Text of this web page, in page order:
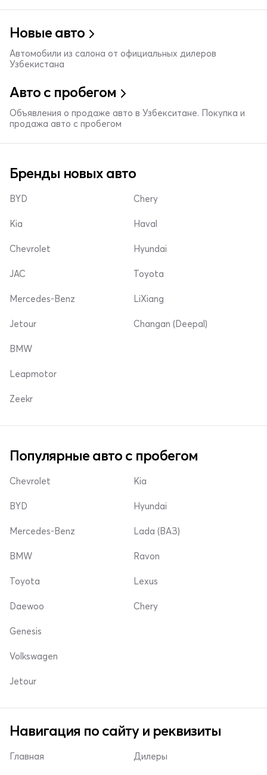
Новые авто
Автомобили из салона от официальных дилеров
Узбекистана
Авто с пробегом
Объявления о продаже авто в Узбекситане. Покупка и
продажа авто с пробегом
Бренды новых авто
BYD
Kia
Chevrolet
Chery
Haval
Hyundai
JAC
Mercedes-Benz
Jetour
Toyota
LiXiang
Changan (Deepal)
BMW
Leapmotor
Zeekr
Популярные авто с пробегом
Chevrolet
BYD
Mercedes-Benz
Kia
Hyundai
Lada (ВАЗ)
BMW
Toyota
Daewoo
Ravon
Lexus
Chery
Genesis
Volkswagen
Jetour
Навигация по сайту и реквизиты
Главная Дилеры